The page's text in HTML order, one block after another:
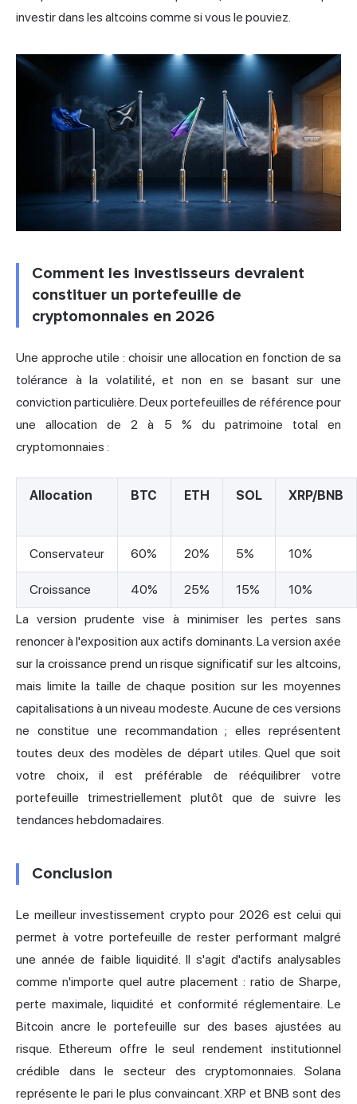
investir dans les altcoins comme si vous le pouviez.
Comment les investisseurs devraient
constituer un portefeuille de
cryptomonnaies en 2026
Une approche utile : choisir une allocation en fonction de sa
tolérance à la volatilité, et non en se basant sur une
conviction particulière. Deux portefeuilles de référence pour
une allocation de 2 à 5 % du patrimoine total en
cryptomonnaies :
Allocation BTC ETH SOL XRP/BNB
Conservateur 60% 20% 5% 10%
Croissance 40% 25% 15%
10%
La version prudente vise à minimiser les pertes sans
renoncer à l'exposition aux actifs dominants. La version axée
sur la croissance prend un risque significatif sur les altcoins,
mais limite la taille de chaque position sur les moyennes
capitalisations à un niveau modeste. Aucune de ces versions
ne constitue une recommandation ; elles représentent
toutes deux des modèles de départ utiles. Quel que soit
votre choix, il est préférable de rééquilibrer votre
portefeuille trimestriellement plutôt que de suivre les
tendances hebdomadaires.
Conclusion
Le meilleur investissement crypto pour 2026 est celui qui
permet à votre portefeuille de rester performant malgré
une année de faible liquidité. Il s'agit d'actifs analysables
comme n'importe quel autre placement : ratio de Sharpe,
perte maximale, liquidité et conformité réglementaire. Le
Bitcoin ancre le portefeuille sur des bases ajustées au
risque. Ethereum offre le seul rendement institutionnel
crédible dans le secteur des cryptomonnaies. Solana
représente le pari le plus convaincant. XRP et BNB sont des